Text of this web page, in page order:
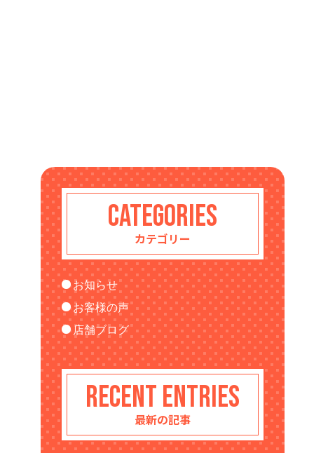
CATEGORIES
カテゴリー
お知らせ
お客様の声
店舗ブログ
RECENT ENTRIES
最新の記事